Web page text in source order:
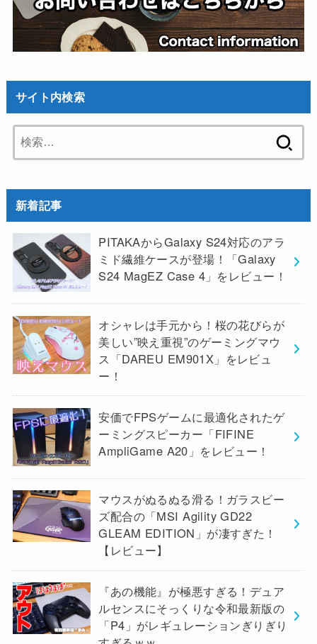
サイト内検索
索:
新着記事
PITAKAからGalaxy S24対応のアラ
ミド繊維ケースが登場！「Galaxy
S24 MagEZ Case 4」をレビュー！
オシャレは手元から！桜の花びらが
美しい”映え重視”のゲーミングマウ
ス「DAREU EM901X」をレビュ
ー！
安価でFPSゲームに最適化されたゲ
ーミングスピーカー「FIFINE
AmpliGame A20」をレビュー！
マウスがぬるぬる滑る！ガラスビー
ズ配合の「MSI Agility GD22
GLEAM EDITION」が凄すぎた！
【レビュー】
『あの機能』が極悪すぎる！デュア
ルセンスにそっくりな令和最新版の
「P4」がレギュレーションぎりぎり